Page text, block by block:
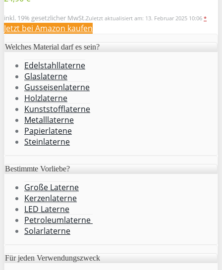
inkl. 19% gesetzlicher MwSt.Zuletzt aktualisiert am: 13. Februar 2025 10:06 *
Jetzt bei Amazon kaufen
Welches Material darf es sein?
Edelstahllaterne
Glaslaterne
Gusseisenlaterne
Holzlaterne
Kunststofflaterne
Metalllaterne
Papierlatene
Steinlaterne
Bestimmte Vorliebe?
Große Laterne
Kerzenlaterne
LED Laterne
Petroleumlaterne
Solarlaterne
Für jeden Verwendungszweck